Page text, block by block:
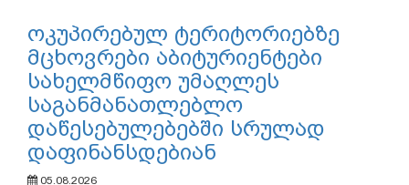
ოკუპირებულ ტერიტორიებზე
მცხოვრები აბიტურიენტები
სახელმწიფო უმაღლეს
საგანმანათლებლო
დაწესებულებებში სრულად
დაფინანსდებიან
05.08.2026